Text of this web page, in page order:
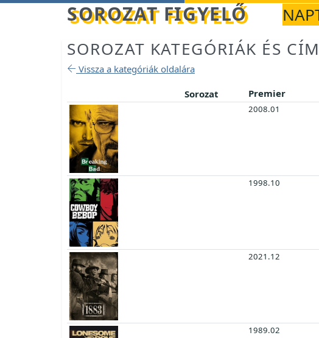
Betöltés... SOROZAT FIGYELŐ
SOROZAT KATEGÓRIÁK ÉS
Vissza a kategóriák oldalára
Sorozat Premier
2008.01
1998.10
2021.12
1989.02